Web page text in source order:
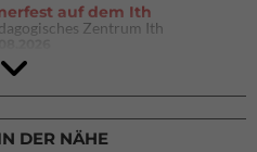
auf dem Ith
Zentrum Ith
2026
München Süd (Thalkirchen)
DER NÄHE